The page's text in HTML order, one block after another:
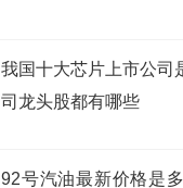
我国十大芯片上市公司
司龙头股都有哪些
92号汽油最新价格是